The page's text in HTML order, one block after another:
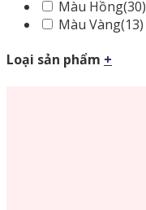
Màu Hồng(30)
Màu Vàng(13)
Loại sản phẩm +